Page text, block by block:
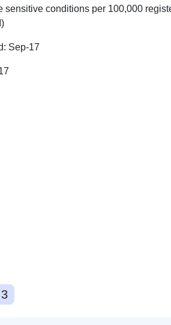
sensitive conditions per 100,000
Sep-17
3